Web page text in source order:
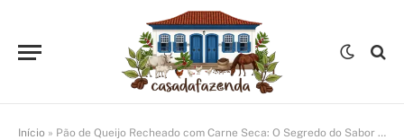
Início » Pão de Queijo Recheado com Carne Seca: O Segredo do Sabor Perfeito